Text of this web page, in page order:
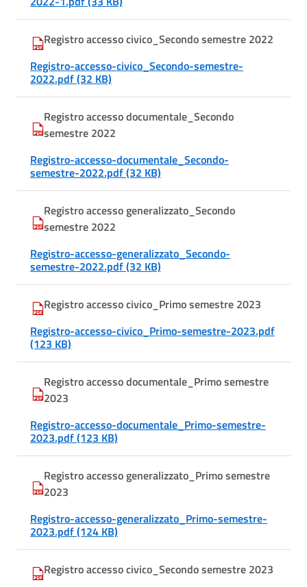
Registro accesso civico_Secondo semestre 2022
Registro-accesso-civico_Secondo-semestre-
2022.pdf (32 KB)
Registro accesso documentale_Secondo
semestre 2022
Registro-accesso-documentale_Secondo-
semestre-2022.pdf (32 KB)
Registro accesso generalizzato_Secondo
semestre 2022
Registro-accesso-generalizzato_Secondo-
semestre-2022.pdf (32 KB)
Registro accesso civico_Primo semestre 2023
Registro-accesso-civico_Primo-semestre-2023.pdf
(123 KB)
Registro accesso documentale_Primo semestre
2023
Registro-accesso-documentale_Primo-semestre-
2023.pdf (123 KB)
Registro accesso generalizzato_Primo semestre
2023
Registro-accesso-generalizzato_Primo-semestre-
2023.pdf (124 KB)
Registro accesso civico_Secondo semestre 2023